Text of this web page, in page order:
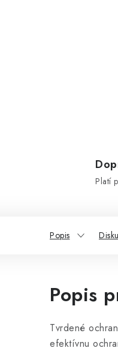
Platí
Popis
Popis
Tvrdené
efektívnu